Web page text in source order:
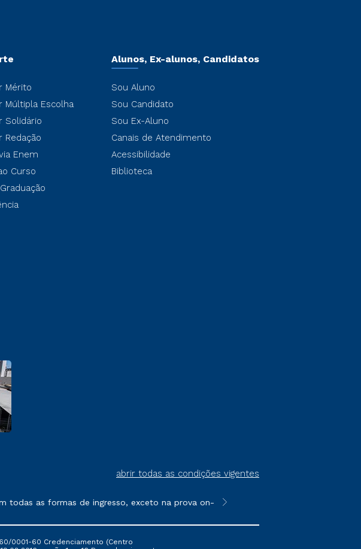
Mérito
Múltipla Escolha
Solidário
Redação
Enem
Curso
Alunos, Ex-alunos, Candidatos
Sou Aluno
Sou Candidato
Sou Ex-Aluno
Canais de Atendimento
Acessibilidade
Biblioteca
abrir todas as condições vigentes
as formas de ingresso, exceto na prova on-line ou agendada, que ofertam
**Semipresencial é um formato do
0001-60 Credenciamento (Centro